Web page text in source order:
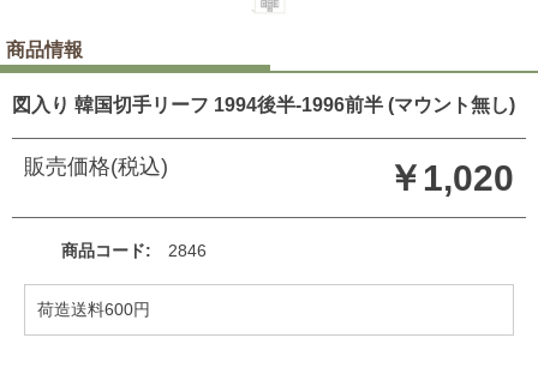
商品情報
図入り 韓国切手リーフ 1994後半-1996前半 (マウント無し)
販売価格(税込) ￥1,020
商品コード 2846
荷造送料600円